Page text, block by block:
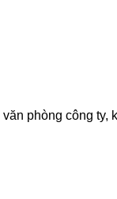
phòng công ty,